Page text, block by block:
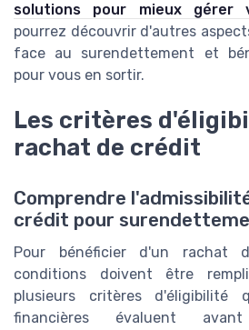
solutions pour mieux gérer
pourrez découvrir d'autres
face au surendettement et
pour vous en sortir.
Les critères
rachat de crédit
Comprendre
crédit pour
Pour bénéficier d'un rachat
conditions doivent être
plusieurs critères d'éligibilité
financières évaluent